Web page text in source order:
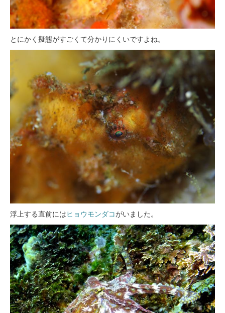
とにかく擬態がすごくて分かりにくいですよね。
浮上する直前にはヒョウモンダコがいました。